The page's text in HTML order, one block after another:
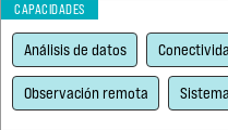
Análisis de datos
Observación remota
CAPACIDADES